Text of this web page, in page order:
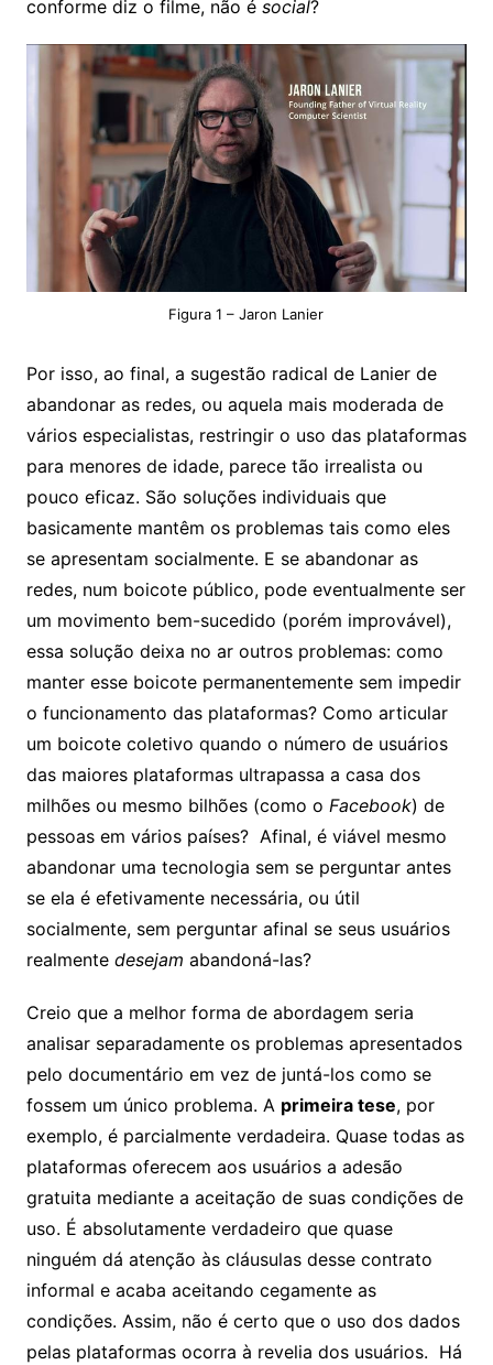
conforme diz o filme, não é social?
Figura 1 – Jaron Lanier
Por isso, ao final, a sugestão radical de Lanier de
abandonar as redes, ou aquela mais moderada de
vários especialistas, restringir o uso das plataformas
para menores de idade, parece tão irrealista ou
pouco eficaz. São soluções individuais que
basicamente mantêm os problemas tais como eles
se apresentam socialmente. E se abandonar as
redes, num boicote público, pode eventualmente ser
um movimento bem-sucedido (porém improvável),
essa solução deixa no ar outros problemas: como
manter esse boicote permanentemente sem impedir
o funcionamento das plataformas? Como articular
um boicote coletivo quando o número de usuários
das maiores plataformas ultrapassa a casa dos
milhões ou mesmo bilhões (como o Facebook) de
pessoas em vários países? Afinal, é viável mesmo
abandonar uma tecnologia sem se perguntar antes
se ela é efetivamente necessária, ou útil
socialmente, sem perguntar afinal se seus usuários
realmente desejam abandoná-las?
Creio que a melhor forma de abordagem seria
analisar separadamente os problemas apresentados
pelo documentário em vez de juntá-los como se
fossem um único problema. A primeira tese, por
exemplo, é parcialmente verdadeira. Quase todas as
plataformas oferecem aos usuários a adesão
gratuita mediante a aceitação de suas condições de
uso. É absolutamente verdadeiro que quase
ninguém dá atenção às cláusulas desse contrato
informal e acaba aceitando cegamente as
condições. Assim, não é certo que o uso dos dados
pelas plataformas ocorra à revelia dos usuários. Há